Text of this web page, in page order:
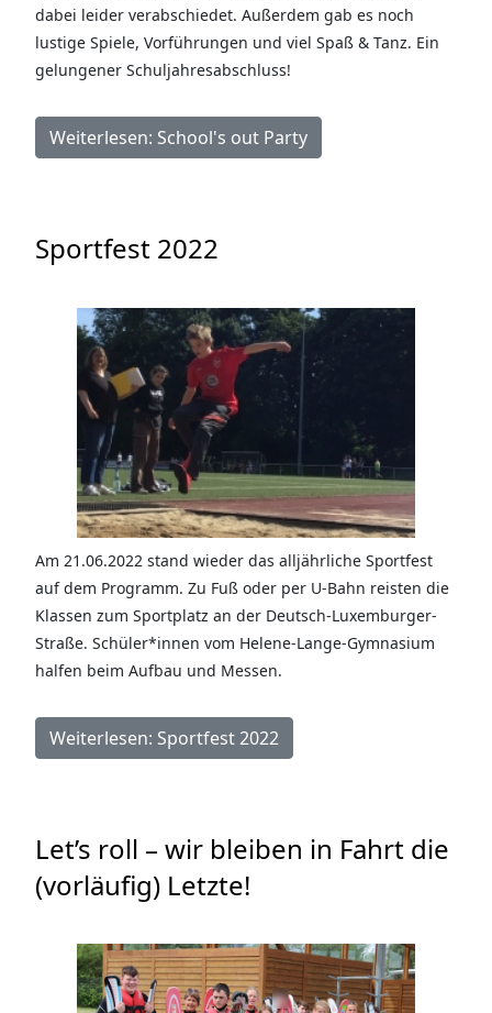
dabei leider verabschiedet. Außerdem gab es noch
lustige Spiele, Vorführungen und viel Spaß & Tanz. Ein
gelungener Schuljahresabschluss!
Weiterlesen: School's out Party
Sportfest 2022
Am 21.06.2022 stand wieder das alljährliche Sportfest
auf dem Programm. Zu Fuß oder per U-Bahn reisten die
Klassen zum Sportplatz an der Deutsch-Luxemburger-
Straße. Schüler*innen vom Helene-Lange-Gymnasium
halfen beim Aufbau und Messen.
Weiterlesen: Sportfest 2022
Let’s roll – wir bleiben in Fahrt die
(vorläufig) Letzte!